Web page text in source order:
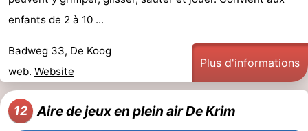
enfants de 2 à 10 ...
Badweg 33, De Koog
web. Website
Plus d'informations
12 Aire de jeux en plein air De Krim